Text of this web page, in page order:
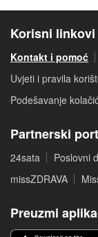
Korisni linkovi
Kontakt i pomoć
Uvjeti i pravila
Podešavanje
Partnerski
24sata Poslovni
missZDRAVA
Preuzmi